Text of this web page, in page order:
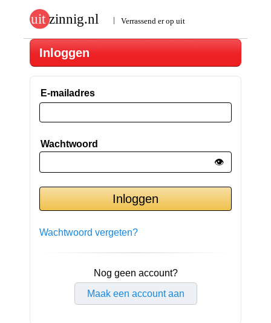
Inloggen
E-mailadres
Wachtwoord
👁️
Wachtwoord vergeten?
Nog geen account?
Maak een account aan